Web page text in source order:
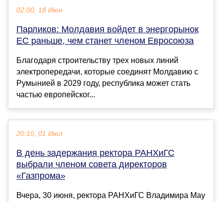
02:00, 18 Июн
Парликов: Молдавия войдет в энергорынок
ЕС раньше, чем станет членом Евросоюза
Благодаря строительству трех новых линий
электропередачи, которые соединят Молдавию с
Румынией в 2029 году, республика может стать
частью европейског...
20:10, 01 Июл
В день задержания ректора РАНХиГС
выбрали членом совета директоров
«Газпрома»
Вчера, 30 июня, ректора РАНХиГС Владимира Мау